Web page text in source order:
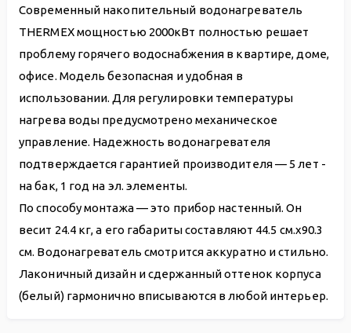
Современный накопительный водонагреватель
THERMEX мощностью 2000кВт полностью решает
проблему горячего водоснабжения в квартире, доме,
офисе. Модель безопасная и удобная в
использовании. Для регулировки температуры
нагрева воды предусмотрено механическое
управление. Надежность водонагревателя
подтверждается гарантией производителя — 5 лет -
на бак, 1 год на эл. элементы.
По способу монтажа — это прибор настенный. Он
весит 24.4 кг, а его габариты составляют 44.5 см.х90.3
см. Водонагреватель смотрится аккуратно и стильно.
Лаконичный дизайн и сдержанный оттенок корпуса
(белый) гармонично вписываются в любой интерьер.